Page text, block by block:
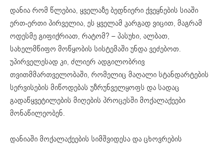
დანია რომ წლებია, ყველაზე ბედნიერი ქვეყნების სიაში
ერთ-ერთი პირველია, ეს ყველამ კარგად ვიცით, მაგრამ
ოდესმე გიფიქრიათ, რატომ? – პასუხი, ალბათ,
სახელმწიფო მოწყობის სისტემაში უნდა ვეძებოთ.
უპირველესად კი, ძლიერ ადგილობრივ
თვითმმართველობაში, რომელიც მაღალი სტანდარტების
სერვისების მიწოდებას უზრუნველყოფს და სადაც
გადაწყვეტილების მიღების პროცესში მოქალაქეები
მონაწილეობენ.
დანიაში მოქალაქეების სიმშვიდესა და ცხოვრების